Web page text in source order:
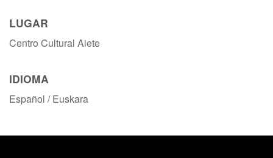
LUGAR
Centro Cultural Aiete
IDIOMA
Español / Euskara